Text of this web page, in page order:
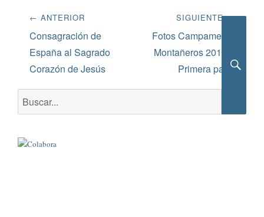
Navegación
de
entradas
← ANTERIOR
Entrada
anterior:
Consagración de
España al Sagrado
Corazón de Jesús
SIGUIENTE →
Siguiente
entrada:
Fotos Campamento
Montañeros 2019 –
Primera parte